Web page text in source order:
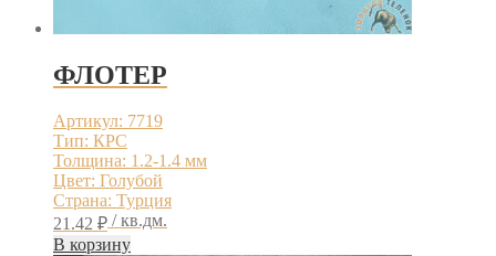
ФЛОТЕР
Артикул: 7719
Тип: КРС
Толщина: 1.2-1.4 мм
Цвет: Голубой
Страна: Турция
21.42 ₽ / кв.дм.
В корзину